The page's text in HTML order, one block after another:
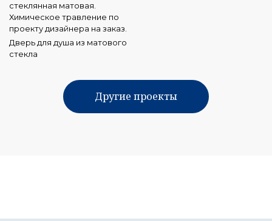
Дверь для душа из матового
стекла
Другие проекты